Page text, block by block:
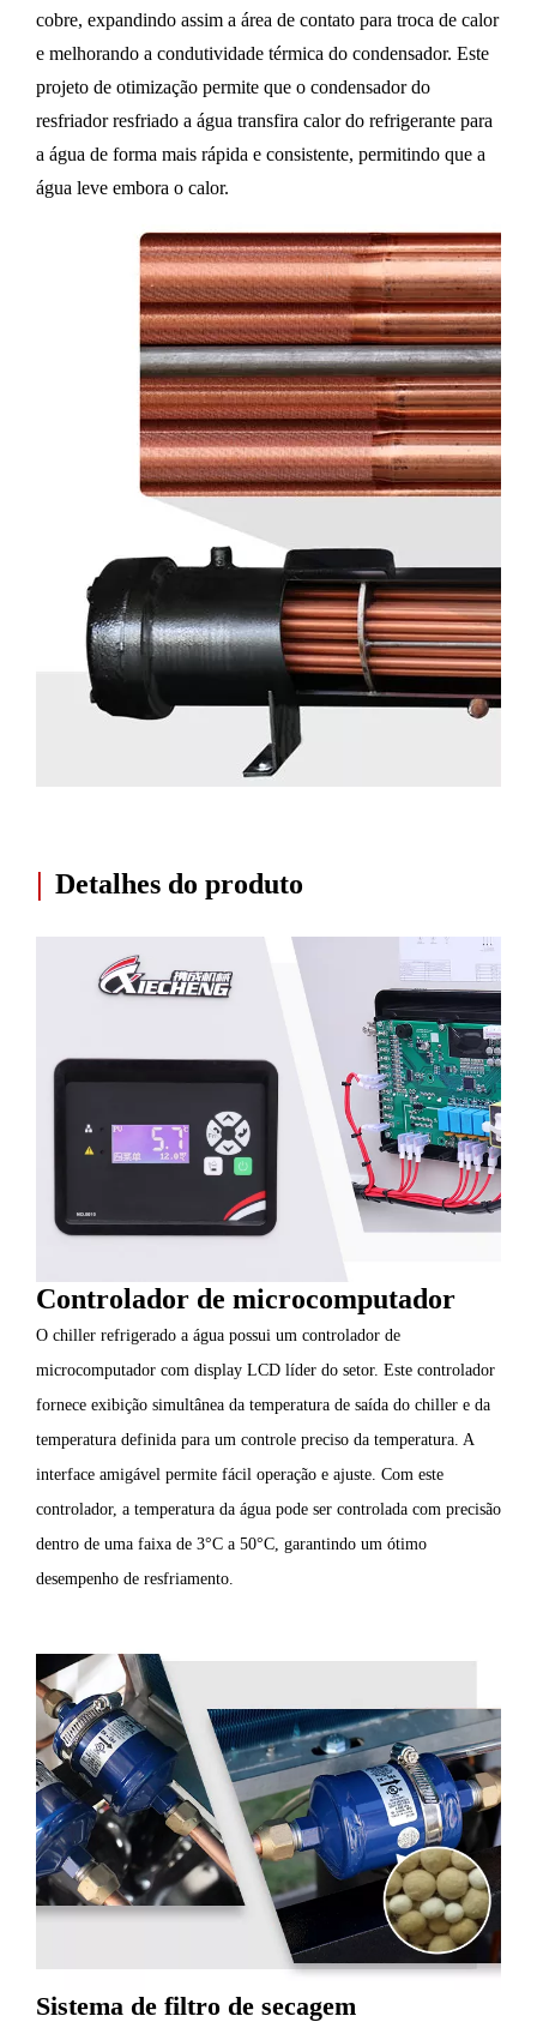
cobre, expandindo assim a área de contato para troca de calor
e melhorando a condutividade térmica do condensador. Este
projeto de otimização permite que o condensador do
resfriador resfriado a água transfira calor do refrigerante para
a água de forma mais rápida e consistente, permitindo que a
água leve embora o calor.
| Detalhes do produto
Controlador de microcomputador
O chiller refrigerado a água possui um controlador de
microcomputador com display LCD líder do setor. Este controlador
fornece exibição simultânea da temperatura de saída do chiller e da
temperatura definida para um controle preciso da temperatura. A
interface amigável permite fácil operação e ajuste. Com este
controlador, a temperatura da água pode ser controlada com precisão
dentro de uma faixa de 3°C a 50°C, garantindo um ótimo
desempenho de resfriamento.
Sistema de filtro de secagem